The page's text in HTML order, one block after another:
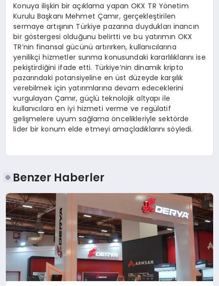
Konuya ilişkin bir açıklama yapan OKX TR Yönetim
Kurulu Başkanı Mehmet Çamır, gerçekleştirilen
sermaye artışının Türkiye pazarına duydukları inancın
bir göstergesi olduğunu belirtti ve bu yatırımın OKX
TR’nin finansal gücünü artırırken, kullanıcılarına
yenilikçi hizmetler sunma konusundaki kararlılıklarını ise
pekiştirdiğini ifade etti. Türkiye’nin dinamik kripto
pazarındaki potansiyeline en üst düzeyde karşılık
verebilmek için yatırımlarına devam edeceklerini
vurgulayan Çamır, güçlü teknolojik altyapı ile
kullanıcılara en iyi hizmeti verme ve regülatif
gelişmelere uyum sağlama öncelikleriyle sektörde
lider bir konum elde etmeyi amaçladıklarını söyledi.
Benzer Haberler